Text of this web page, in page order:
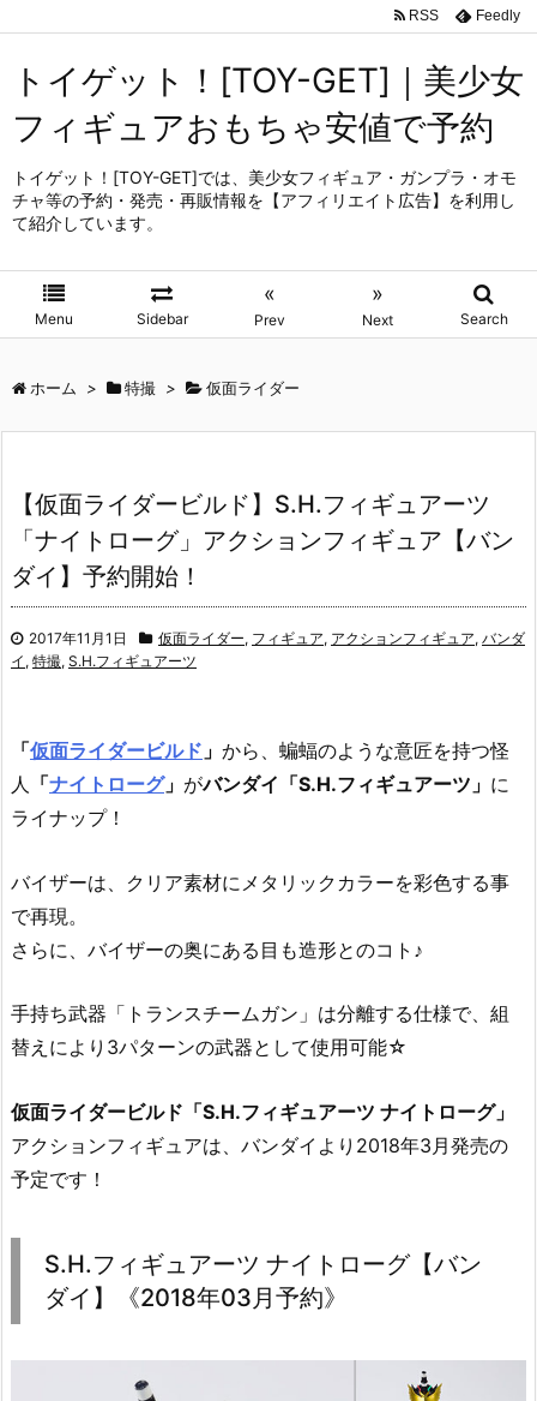
トイゲット！[TOY-GET]｜美少女
フィギュアおもちゃ安値で予約
トイゲット！[TOY-GET]では、美少女フィギュア・ガンプラ・オモ
チャ等の予約・発売・再販情報を【アフィリエイト広告】を利用し
て紹介しています。
Menu Sidebar
«
Prev
»
Next Search
RSS Feedly
ホーム > 特撮 > 仮面ライダー
【仮面ライダービルド】S.H.フィギュアーツ
「ナイトローグ」アクションフィギュア【バン
ダイ】予約開始！
2017年11月1日 仮面ライダー, フィギュア, アクションフィギュア, バンダ
イ , 特撮, S.H.フィギュアーツ
「仮面ライダービルド 」 から、蝙蝠のような意匠を持つ怪
人 「ナイトローグ」 がバンダイ「S.H.フィギュアーツ」 に
ライナップ！
バイザーは、クリア素材にメタリックカラーを彩色する事
で再現。
さらに、バイザーの奥にある目も造形とのコト♪
手持ち武器「トランスチームガン」は分離する仕様で、組
替えにより3パターンの武器として使用可能☆
仮面ライダービルド「S.H.フィギュアーツ ナイトローグ」
アクションフィギュアは、バンダイより2018年3月発売の
予定です！
S.H.フィギュアーツ ナイトローグ【バン
ダイ】《2018年03月予約》